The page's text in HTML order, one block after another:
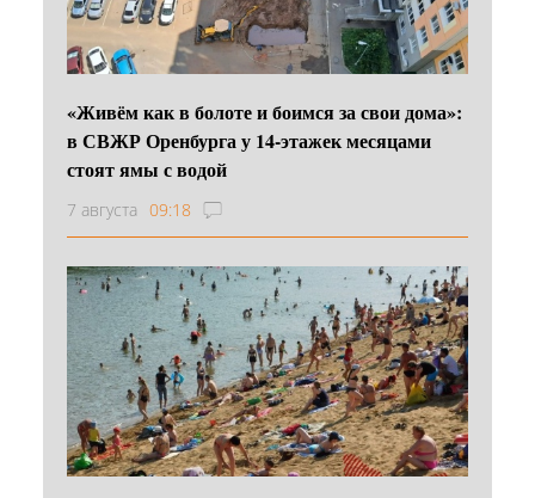
«Живём как в болоте и боимся за свои дома»:
в СВЖР Оренбурга у 14-этажек месяцами
стоят ямы с водой
7 августа 09:18